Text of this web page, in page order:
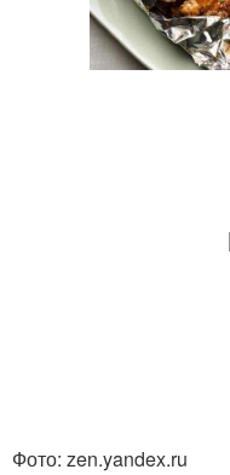
Фото: zen.yandex.ru